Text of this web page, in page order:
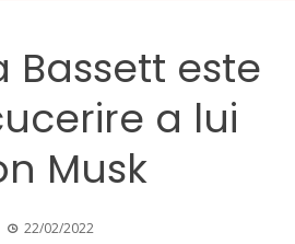
Bassett este
a lui
Musk
22/02/2022